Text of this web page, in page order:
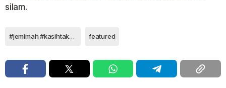
silam.
#jemimah #kasihtakpati #universalmusicindonesia featured